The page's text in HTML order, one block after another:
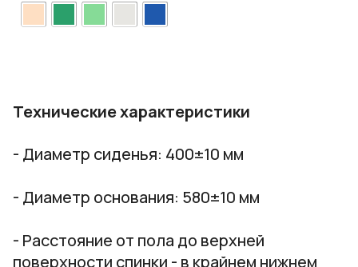
Технические характеристики
- Диаметр сиденья: 400±10 мм
- Диаметр основания: 580±10 мм
- Расстояние от пола до верхней
поверхности спинки - в крайнем нижнем